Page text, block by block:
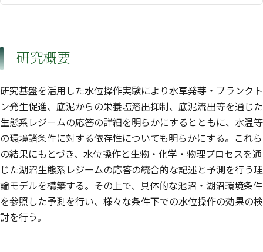
研究概要
研究基盤を活用した水位操作実験により水草発芽・プランクト
ン発生促進、底泥からの栄養塩溶出抑制、底泥流出等を通じた
生態系レジームの応答の詳細を明らかにするとともに、水温等
の環境諸条件に対する依存性についても明らかにする。これら
の結果にもとづき、水位操作と生物・化学・物理プロセスを通
じた湖沼生態系レジームの応答の統合的な記述と予測を行う理
論モデルを構築する。その上で、具体的な池沼・湖沼環境条件
を参照した予測を行い、様々な条件下での水位操作の効果の検
討を行う。